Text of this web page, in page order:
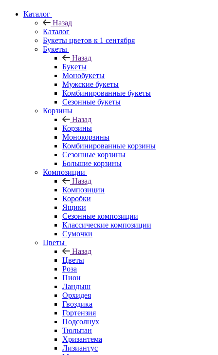
Каталог
Назад
Каталог
Букеты цветов к 1 сентября
Букеты
Назад
Букеты
Монобукеты
Мужские букеты
Комбинированные букеты
Сезонные букеты
Корзины
Назад
Корзины
Монокорзины
Комбинированные корзины
Сезонные корзины
Большие корзины
Композиции
Назад
Композиции
Коробки
Ящики
Сезонные композиции
Классические композиции
Сумочки
Цветы
Назад
Цветы
Роза
Пион
Ландыш
Орхидея
Гвоздика
Гортензия
Подсолнух
Тюльпан
Хризантема
Лизиантус